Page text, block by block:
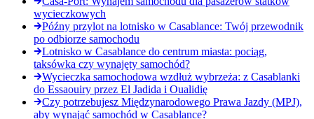
wycieczkowych
Późny przylot na lotnisko w Casablance: Twój przewodnik
po odbiorze samochodu
Lotnisko w Casablance do centrum miasta: pociąg,
taksówka czy wynajęty samochód?
Wycieczka samochodowa wzdłuż wybrzeża: z Casablanki
do Essaouiry przez El Jadida i Oualidię
Czy potrzebujesz Międzynarodowego Prawa Jazdy (MPJ),
aby wynająć samochód w Casablance?